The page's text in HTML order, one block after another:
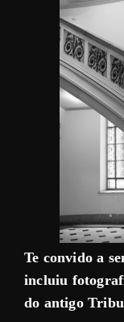
Te convido a
incluiu
do antigo